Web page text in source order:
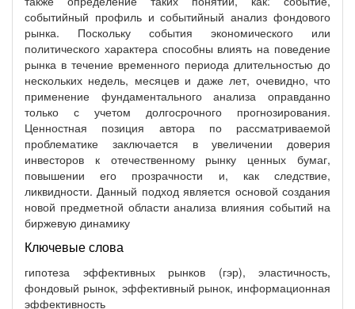
событийный профиль и событийный анализ фондового
рынка. Поскольку события экономического или
политического характера способны влиять на поведение
рынка в течение временного периода длительностью до
нескольких недель, месяцев и даже лет, очевидно, что
применение фундаментального анализа оправданно
только с учетом долгосрочного прогнозирования.
Ценностная позиция автора по рассматриваемой
проблематике заключается в увеличении доверия
инвесторов к отечественному рынку ценных бумаг,
повышении его прозрачности и, как следствие,
ликвидности. Данный подход является основой создания
новой предметной области анализа влияния событий на
биржевую динамику
Ключевые слова
гипотеза эффективных рынков (гэр), эластичность,
фондовый рынок, эффективный рынок, информационная
эффективность